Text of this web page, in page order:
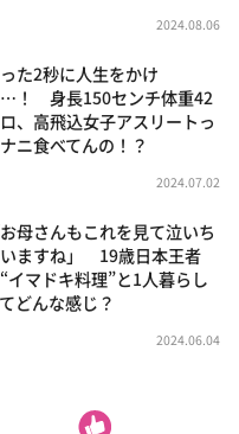
2024.08.06
た2秒に人生をかけ
！ 身長150センチ体重42
、高飛込女子アスリートっ
ニ食べてんの！？
2024.07.02
お母さんもこれを見て泣いち
ますね」 19歳日本王者
イマドキ料理”と1人暮らし
どんな感じ？
2024.06.04